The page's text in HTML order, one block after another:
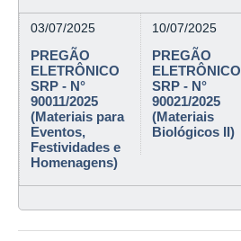
03/07/2025
PREGÃO
ELETRÔNICO
SRP - N°
90011/2025
(Materiais para
Eventos,
Festividades e
Homenagens)
10/07/2025
PREGÃO
ELETRÔNICO
SRP - N°
90021/2025
(Materiais
Biológicos II)